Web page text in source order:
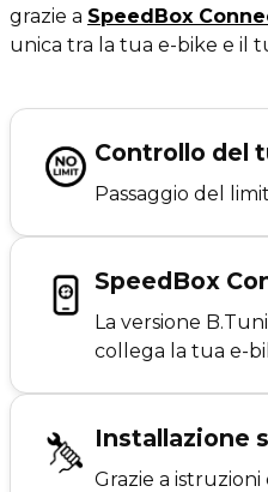
grazie a SpeedBox
unica tra la tua e-bike e il
Controllo del
Passaggio del
SpeedBox
La versione
collega la tua e-
Installazione
Grazie a